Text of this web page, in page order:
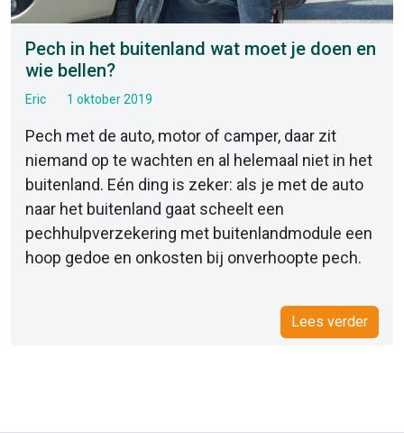
Pech in het buitenland wat moet je doen en
wie bellen?
Eric 1 oktober 2019
Pech met de auto, motor of camper, daar zit
niemand op te wachten en al helemaal niet in het
buitenland. Eén ding is zeker: als je met de auto
naar het buitenland gaat scheelt een
pechhulpverzekering met buitenlandmodule een
hoop gedoe en onkosten bij onverhoopte pech.
Lees verder